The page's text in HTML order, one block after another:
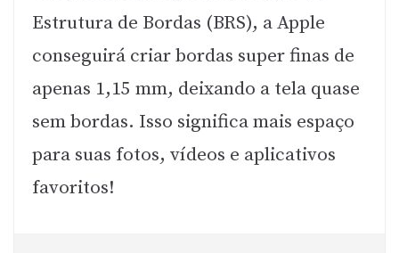
Estrutura de Bordas (BRS), a Apple
conseguirá criar bordas super finas de
apenas 1,15 mm, deixando a tela quase
sem bordas. Isso significa mais espaço
para suas fotos, vídeos e aplicativos
favoritos!